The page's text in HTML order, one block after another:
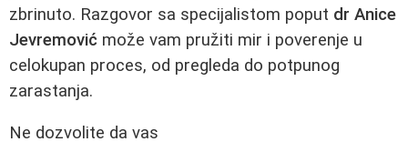
zbrinuto. Razgovor sa specijalistom poput dr Anice
Jevremović može vam pružiti mir i poverenje u
celokupan proces, od pregleda do potpunog
zarastanja.
Ne dozvolite da vas